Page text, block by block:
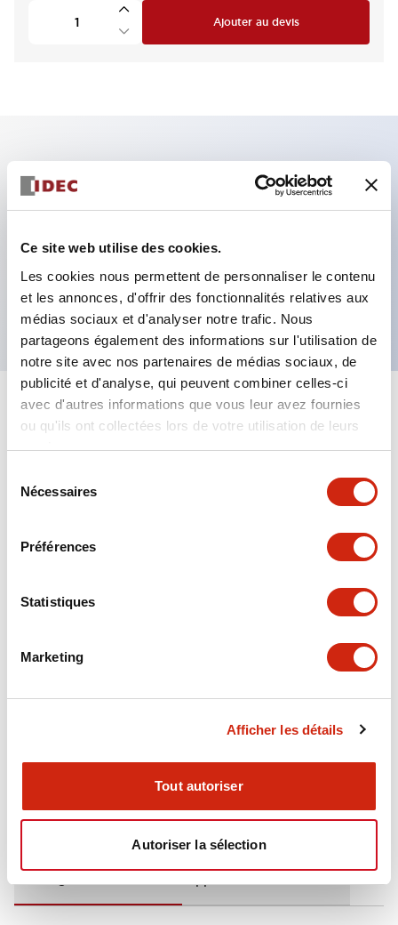
Ce site web utilise des cookies.
Les cookies nous permettent de personnaliser le contenu
et les annonces, d'offrir des fonctionnalités relatives aux
médias sociaux et d'analyser notre trafic. Nous
partageons également des informations sur l'utilisation de
notre site avec nos partenaires de médias sociaux, de
publicité et d'analyse, qui peuvent combiner celles-ci
avec d'autres informations que vous leur avez fournies
ou qu'ils ont collectées lors de votre utilisation de leurs
services.
Nécessaires
Préférences
Statistiques
Marketing
Afficher les détails
Tout autoriser
Autoriser la sélection
Ajouter au devis
Caractéristiques clés
Le commutateur sélecteur avec clé adopte une
structure à goupille à cylindre haute sécurité
La structure de protection est IP65 (IEC60529)
Spécifications
Aesthetic Specifications
Electrical Specifications (rated illuminated
Mechanical Specifications
Documents et fichiers